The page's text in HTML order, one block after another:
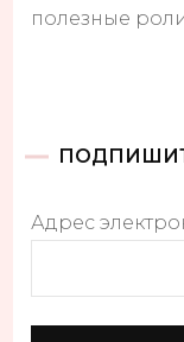
полезные
Адрес